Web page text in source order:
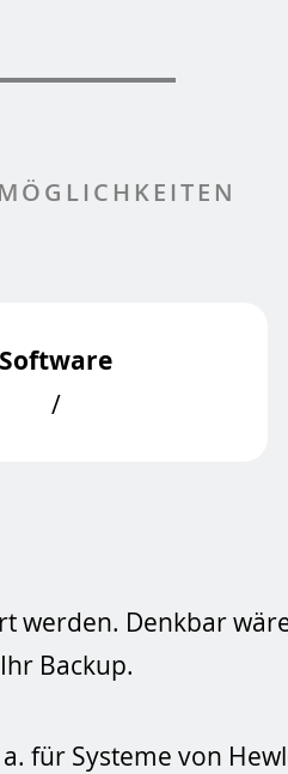
Software
/
werden. Denkbar
Backup.
für Systeme von